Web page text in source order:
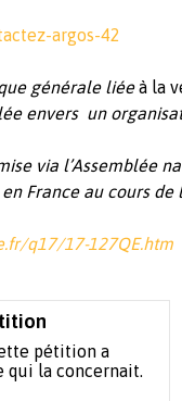
argos-42
générale liée à la
enversun
via l’Assemblée
enFrance au coursde
q17/17-127QE.htm
pétition a
qui la concernait.